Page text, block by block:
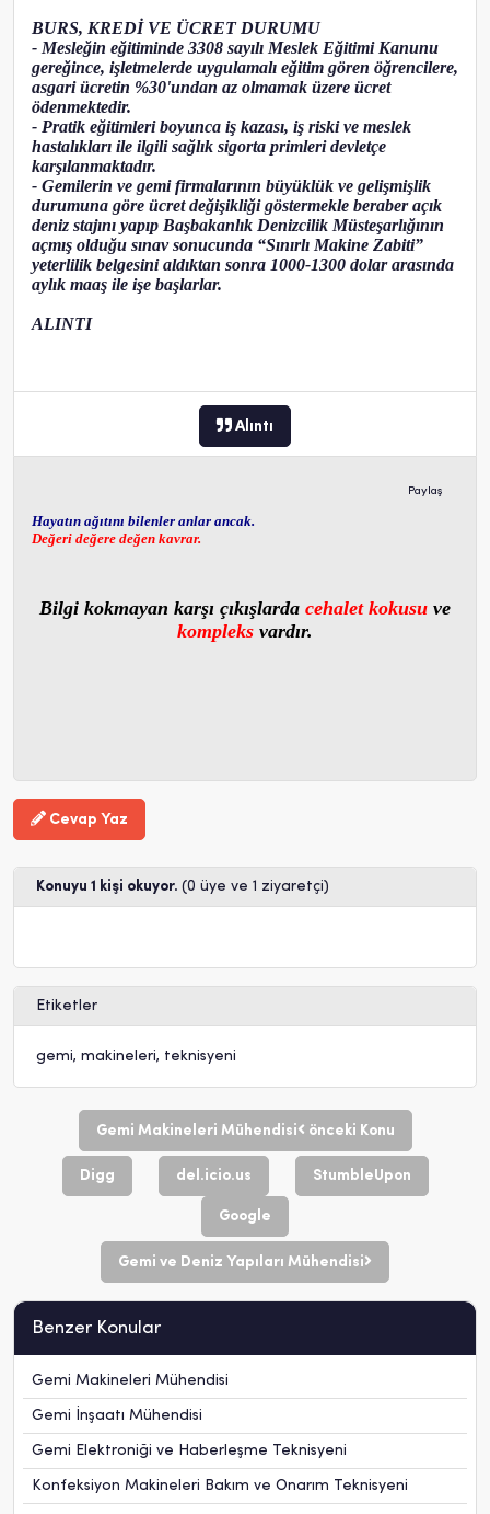
BURS, KREDİ VE ÜCRET DURUMU
- Mesleğin eğitiminde 3308 sayılı Meslek Eğitimi Kanunu
gereğince, işletmelerde uygulamalı eğitim gören öğrencilere,
asgari ücretin %30'undan az olmamak üzere ücret
ödenmektedir.
- Pratik eğitimleri boyunca iş kazası, iş riski ve meslek
hastalıkları ile ilgili sağlık sigorta primleri devletçe
karşılanmaktadır.
- Gemilerin ve gemi firmalarının büyüklük ve gelişmişlik
durumuna göre ücret değişikliği göstermekle beraber açık
deniz stajını yapıp Başbakanlık Denizcilik Müsteşarlığının
açmış olduğu sınav sonucunda “Sınırlı Makine Zabiti”
yeterlilik belgesini aldıktan sonra 1000-1300 dolar arasında
aylık maaş ile işe başlarlar.
ALINTI
Alıntı
Paylaş
Hayatın ağıtını bilenler anlar ancak.
Değeri değere değen kavrar.
Bilgi kokmayan karşı çıkışlarda cehalet kokusu ve
kompleks vardır.
Cevap Yaz
Konuyu 1 kişi okuyor. (0 üye ve 1 ziyaretçi)
Etiketler
gemi, makineleri, teknisyeni
Gemi Makineleri Mühendisi önceki Konu
Digg del.icio.us StumbleUpon
Google
Gemi ve Deniz Yapıları Mühendisi
Benzer Konular
Gemi Makineleri Mühendisi
Gemi İnşaatı Mühendisi
Gemi Elektroniği ve Haberleşme Teknisyeni
Konfeksiyon Makineleri Bakım ve Onarım Teknisyeni